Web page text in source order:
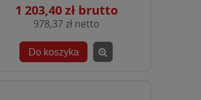
1 203,40 zł
978,37 zł
Do koszyka